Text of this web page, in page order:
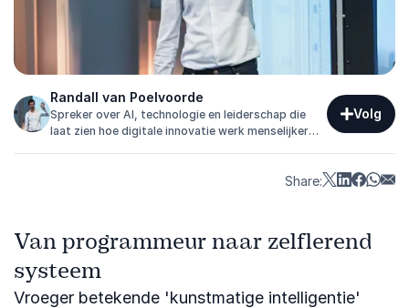
Randall van Poelvoorde
Spreker over AI, technologie en leiderschap die
laat zien hoe digitale innovatie werk menselijker
Volg
Share:
Van programmeur naar zelflerend
systeem
Vroeger betekende 'kunstmatige intelligentie'